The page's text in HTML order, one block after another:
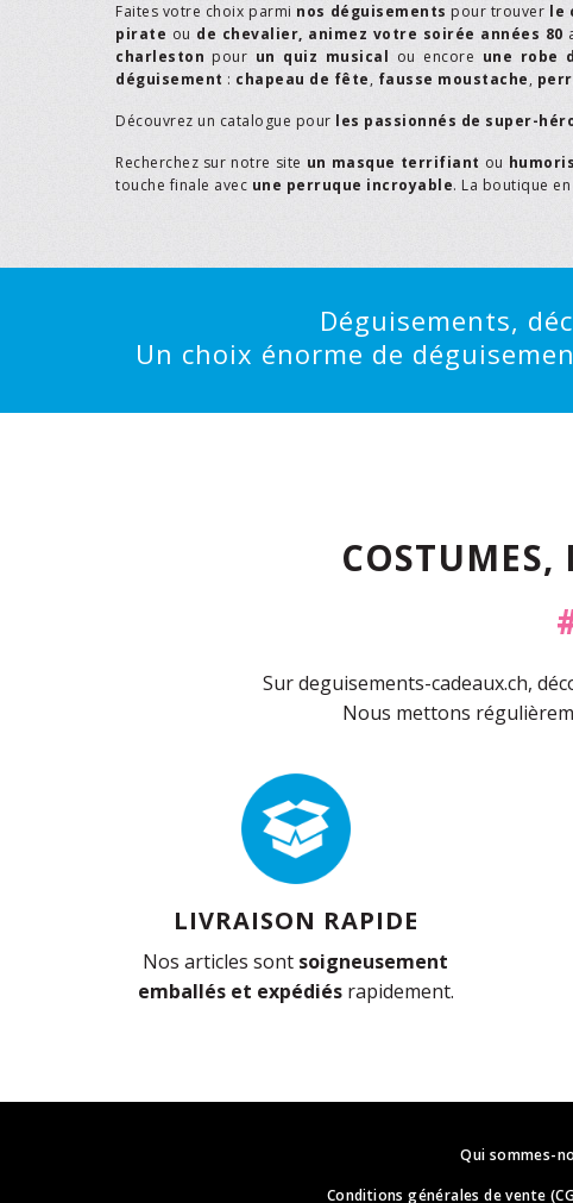
Faites votre choix parmi nos déguisements pour trouver le
pirate ou de chevalier, animez votre soirée années 80
charleston pour un quiz musical ou encore une robe
déguisement : chapeau de fête, fausse moustache,
Découvrez un catalogue pour les passionnés de super-
Recherchez sur notre site un masque terrifiant ou
touche finale avec une perruque incroyable. La boutique
Déguisements,
Un choix énorme de
COSTUMES,
Sur deguisements-cadeaux.ch,
Nous mettons
LIVRAISON RAPIDE
Nos articles sont soigneusement
emballés et expédiésrapidement.
Qui sommes-
Conditions générales de vente